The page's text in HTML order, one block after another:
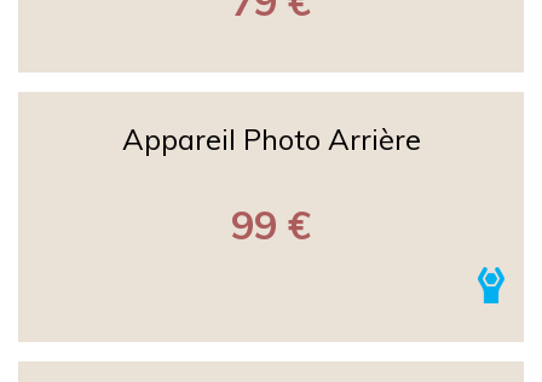
Appareil Photo Arrière
99 €